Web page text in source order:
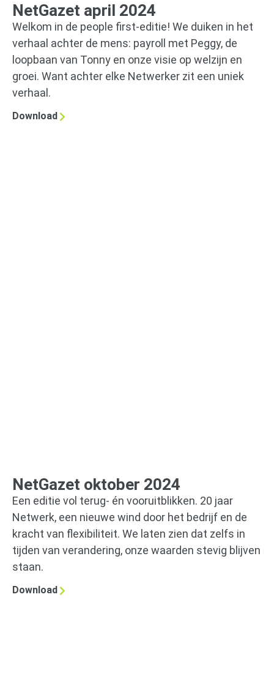
NetGazet april 2024
Welkom in de people first-editie! We duiken in het
verhaal achter de mens: payroll met Peggy, de
loopbaan van Tonny en onze visie op welzijn en
groei. Want achter elke Netwerker zit een uniek
verhaal.
Download
NetGazet oktober 2024
Een editie vol terug- én vooruitblikken. 20 jaar
Netwerk, een nieuwe wind door het bedrijf en de
kracht van flexibiliteit. We laten zien dat zelfs in
tijden van verandering, onze waarden stevig blijven
staan.
Download